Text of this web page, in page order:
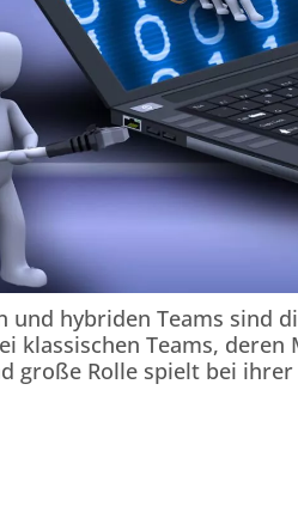
und hybriden Teams sind
klassischen Teams,
große Rolle spielt bei